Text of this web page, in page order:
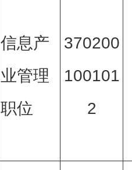
信息产
业管理
职位
370200
100101
2